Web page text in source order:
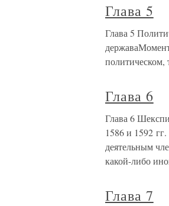
Глава 5
Глава 5
политическом,
Глава 6
Глава 6
1586 и 1592
деятельным
какой-либо
Глава 7